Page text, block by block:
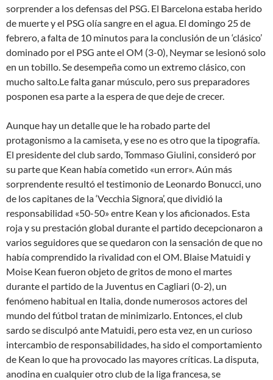
sorprender a los defensas del PSG. El Barcelona estaba herido
de muerte y el PSG olía sangre en el agua. El domingo 25 de
febrero, a falta de 10 minutos para la conclusión de un ‘clásico’
dominado por el PSG ante el OM (3-0), Neymar se lesionó solo
en un tobillo. Se desempeña como un extremo clásico, con
mucho salto.Le falta ganar músculo, pero sus preparadores
posponen esa parte a la espera de que deje de crecer.
Aunque hay un detalle que le ha robado parte del
protagonismo a la camiseta, y ese no es otro que la tipografía.
El presidente del club sardo, Tommaso Giulini, consideró por
su parte que Kean había cometido «un error». Aún más
sorprendente resultó el testimonio de Leonardo Bonucci, uno
de los capitanes de la ‘Vecchia Signora’, que dividió la
responsabilidad «50-50» entre Kean y los aficionados. Esta
roja y su prestación global durante el partido decepcionaron a
varios seguidores que se quedaron con la sensación de que no
había comprendido la rivalidad con el OM. Blaise Matuidi y
Moise Kean fueron objeto de gritos de mono el martes
durante el partido de la Juventus en Cagliari (0-2), un
fenómeno habitual en Italia, donde numerosos actores del
mundo del fútbol tratan de minimizarlo. Entonces, el club
sardo se disculpó ante Matuidi, pero esta vez, en un curioso
intercambio de responsabilidades, ha sido el comportamiento
de Kean lo que ha provocado las mayores críticas. La disputa,
anodina en cualquier otro club de la liga francesa, se